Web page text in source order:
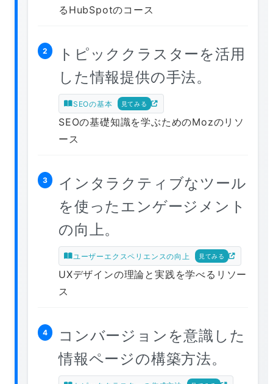
るHubSpotのコース
2
トピッククラスターを活用
した情報提供の手法。
SEOの基本 見てみる
SEOの基礎知識を学ぶためのMozのリソ
ース
3
インタラクティブなツール
を使ったエンゲージメント
の向上。
ユーザーエクスペリエンスの向上 見てみる
UXデザインの理論と実践を学べるリソー
ス
4
コンバージョンを意識した
情報ページの構築方法。